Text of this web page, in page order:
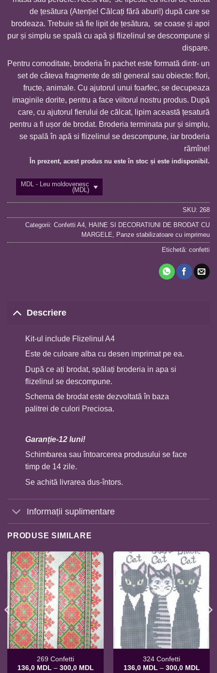
de țesătura (Atenție! Călcați fără aburi!) după care se
brodeaza. Trebuie să fie lipit de țesătura, se coase și apoi
pur și simplu se spală cu apă și flizelinul se descompune și
dispare.
Pentru comoditate, broderia în pachet este formată dintr- un
set de câteva fragmente de stil general sau obiecte: flori,
fructe, animale. Cu ajutorul unui foarfec, se decupeaza
imaginile dorite, pentru a face viitorul nostru produs. După
care, cu ajutorul fierului de călcat, lipim această țesatură
pentru a fi ușor de brodat. Broderia terminata pur și simplu,
se spală în apă si flizelinul se descompune, iar broderia
rămîne!
În prezent, acest produs nu este în stoc și este indisponibil.
MDL - Leu moldovenesc
(MDL)
SKU: 268
Categorii: Confetti A4
HAINE SI DECORATIUNI DE BRODAT CU
MARGELE
Panze stabilizatoare cu imprimeu
Etichetă: confetti
Descriere
Kit-ul include Flizelinul A4
Este de culoare alba cu desen imprimat pe ea.
După ce ați brodat, spălați broderia in apa si
flizelinul se descompune.
Schema de brodat este dezvoltată în baza
palitrei de culori Preciosa.
Garanție-12 luni!
Schimbarea sau întoarcerea produsului se face
timp de 14 zile.
Se achită livrarea dus-întors.
Informații suplimentare
PRODUSE SIMILARE
269 Confetti
136,0 MDL – 300,0 MDL
324 Confetti
136,0 MDL – 300,0 MDL